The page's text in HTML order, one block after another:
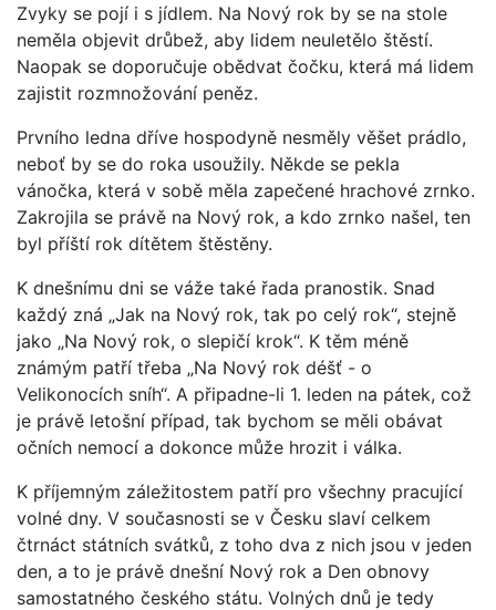
Zvyky se pojí i s jídlem. Na Nový rok by se na stole
neměla objevit drůbež, aby lidem neuletělo štěstí.
Naopak se doporučuje obědvat čočku, která má lidem
zajistit rozmnožování peněz.
Prvního ledna dříve hospodyně nesměly věšet prádlo,
neboť by se do roka usoužily. Někde se pekla
vánočka, která v sobě měla zapečené hrachové zrnko.
Zakrojila se právě na Nový rok, a kdo zrnko našel, ten
byl příští rok dítětem štěstěny.
K dnešnímu dni se váže také řada pranostik. Snad
každý zná „Jak na Nový rok, tak po celý rok“, stejně
jako „Na Nový rok, o slepičí krok“. K těm méně
známým patří třeba „Na Nový rok déšť - o
Velikonocích sníh“. A připadne-li 1. leden na pátek, což
je právě letošní případ, tak bychom se měli obávat
očních nemocí a dokonce může hrozit i válka.
K příjemným záležitostem patří pro všechny pracující
volné dny. V současnosti se v Česku slaví celkem
čtrnáct státních svátků, z toho dva z nich jsou v jeden
den, a to je právě dnešní Nový rok a Den obnovy
samostatného českého státu. Volných dnů je tedy